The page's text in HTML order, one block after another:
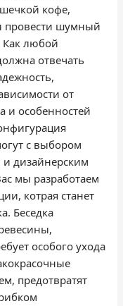
кофе,
провести шумный
Как любой
отвечать
от
и особенностей
с выбором
и дизайнерским
мы разработаем
котрая станет
Беседка
особого ухода
предотвратят